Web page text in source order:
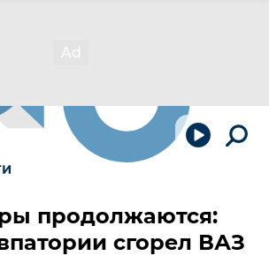
продолжаются:
сгорел ВАЗ